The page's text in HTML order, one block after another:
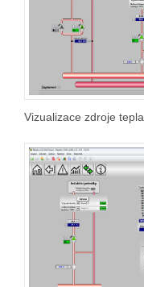
Vizualizace zdroje tepla